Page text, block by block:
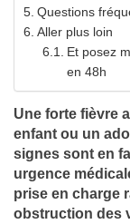
Questions
Aller plus loin
Et posez
en 48h
Une forte fièvre
enfant ou un
signes sont en
urgence
prise en charge
obstruction des